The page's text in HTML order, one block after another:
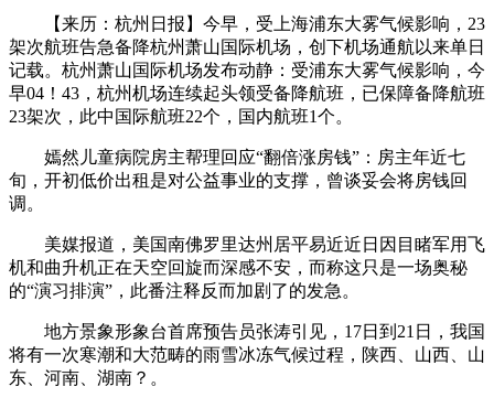
【来历：杭州日报】今早，受上海浦东大雾气候影响，23
架次航班告急备降杭州萧山国际机场，创下机场通航以来单日
记载。杭州萧山国际机场发布动静：受浦东大雾气候影响，今
早04！43，杭州机场连续起头领受备降航班，已保障备降航班
23架次，此中国际航班22个，国内航班1个。
嫣然儿童病院房主帮理回应“翻倍涨房钱”：房主年近七
旬，开初低价出租是对公益事业的支撑，曾谈妥会将房钱回
调。
美媒报道，美国南佛罗里达州居平易近近日因目睹军用飞
机和曲升机正在天空回旋而深感不安，而称这只是一场奥秘
的“演习排演”，此番注释反而加剧了的发急。
地方景象形象台首席预告员张涛引见，17日到21日，我国
将有一次寒潮和大范畴的雨雪冰冻气候过程，陕西、山西、山
东、河南、湖南？。